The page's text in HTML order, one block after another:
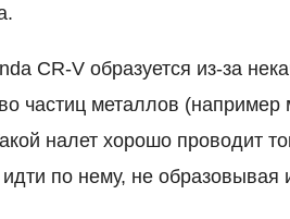
CR-V образуется из-за
частиц металлов
налет хорошо проводит
по нему, не образовывая